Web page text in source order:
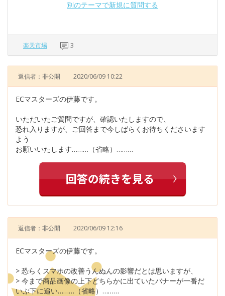
別のテーマで新規に質問する
楽天市場 3
返信者：非公開 2020/06/09 10:22
ECマスターズの伊藤です。
いただいたご質問ですが、確認いたしますので、
恐れ入りますが、ご回答まで今しばらくお待ちくださいます
よう
お願いいたします………（省略）………
返信者：非公開 2020/06/09 12:16
ECマスターズの伊藤です。
> 恐らくスマホの改善うんぬんの影響だとは思いますが、
> 今まで商品画像の上下どちらかに出ていたバナーが一番だ
いぶ下に追い………（省略）………